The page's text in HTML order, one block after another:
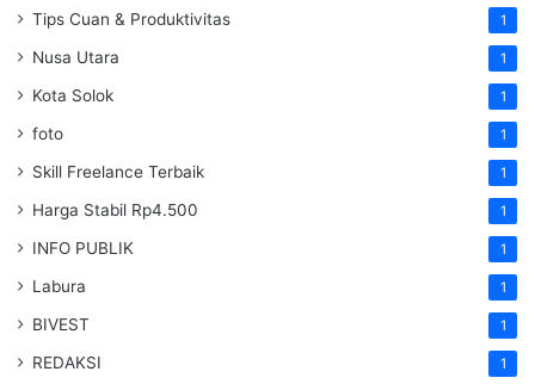
Tips Cuan & Produktivitas 1
Nusa Utara 1
Kota Solok 1
foto 1
Skill Freelance Terbaik 1
Harga Stabil Rp4.500 1
INFO PUBLIK 1
Labura 1
BIVEST 1
REDAKSI 1